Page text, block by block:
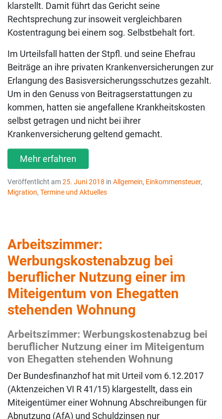
klarstellt. Damit führt das Gericht seine
Rechtsprechung zur insoweit vergleichbaren
Kostentragung bei einem sog. Selbstbehalt fort.
Im Urteilsfall hatten der Stpfl. und seine Ehefrau
Beiträge an ihre privaten Krankenversicherungen zur
Erlangung des Basisversicherungsschutzes gezahlt.
Um in den Genuss von Beitragserstattungen zu
kommen, hatten sie angefallene Krankheitskosten
selbst getragen und nicht bei ihrer
Krankenversicherung geltend gemacht.
Mehr erfahren
Veröffentlicht am25. Juni 2018 in Allgemein, Einkommensteuer,
Migration, Termine und Aktuelles
Arbeitszimmer:
Werbungskostenabzug bei
beruflicher Nutzung einer im
Miteigentum von Ehegatten
stehenden Wohnung
Arbeitszimmer: Werbungskostenabzug bei
beruflicher Nutzung einer im Miteigentum
von Ehegatten stehenden Wohnung
Der Bundesfinanzhof hat mit Urteil vom 6.12.2017
(Aktenzeichen VI R 41/15) klargestellt, dass ein
Miteigentümer einer Wohnung Abschreibungen für
Abnutzung (AfA) und Schuldzinsen nur